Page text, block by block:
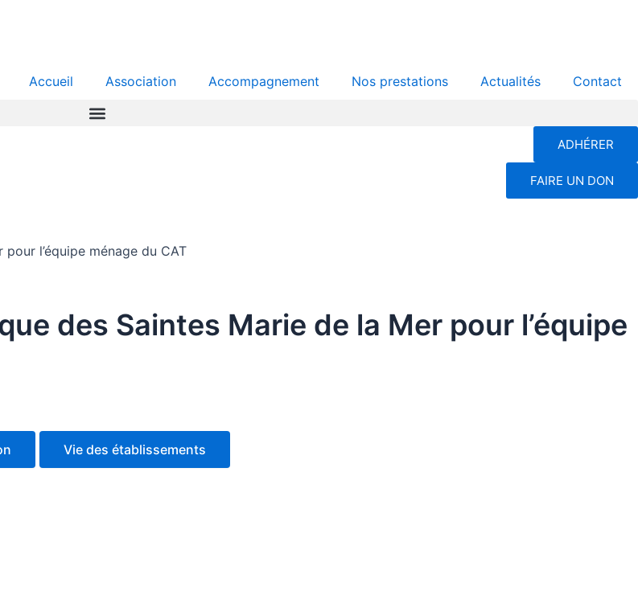
Accueil
Association Accompagnement Nos prestations Actualités Contact
ADHÉRER
FAIRE UN DON
l’équipe ménage du CAT
des Saintes Marie de la Mer pour l’équipe
Vie des établissements